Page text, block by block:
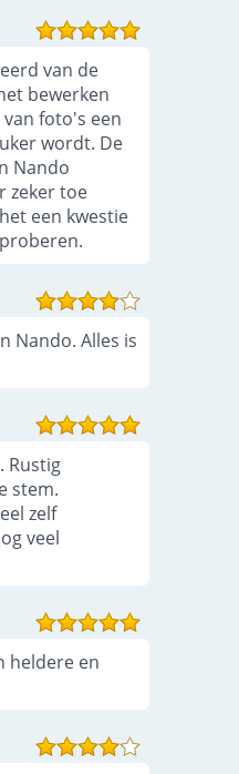
van de
bewerken
foto's een
wordt. De
Nando
zeker toe
een kwestie
Nando. Alles is
Rustig
stem.
zelf
veel
heldere en